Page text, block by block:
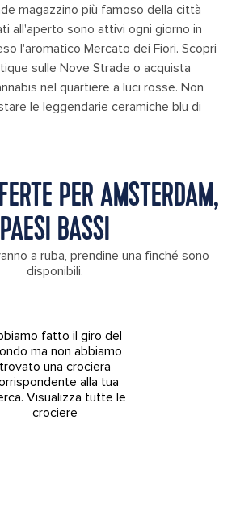
magazzino più famoso della città
all'aperto sono attivi ogni giorno in
l'aromatico Mercato dei Fiori. Scopri
sulle Nove Strade o acquista
nel quartiere a luci rosse. Non
le leggendarie ceramiche blu di
PER AMSTERDAM,
PAESI BASSI
a ruba, prendine una finché sono
disponibili.
fatto il giro del
ma non abbiamo
trovato una crociera
alla tua
Visualizza tutte le
crociere